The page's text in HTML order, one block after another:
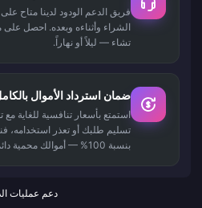
فريق الدعم الودود لدينا متاح
الشراء وأثناءه وبعده. احصل
تشاء — ليلاً أو نهاراً.
ضمان استرداد الأموال
استمتع بأسعار تنافسية للغاية
تسليم طلبك أو تعذر استخدامه،
بنسبة 100% — أموالك محمية دائماً.
دعم عمليات